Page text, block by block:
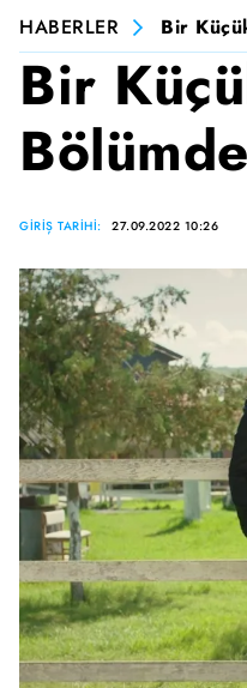
HABERLER Bir
Bir
GİRİŞ TARİHİ: 27.09.2022 10:26